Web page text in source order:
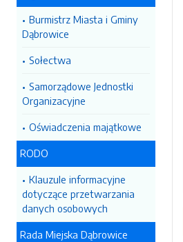
Burmistrz Miasta i Gminy
Dąbrowice
Sołectwa
Samorządowe Jednostki
Organizacyjne
Oświadczenia majątkowe
RODO
Klauzule informacyjne
dotyczące przetwarzania
danych osobowych
Rada Miejska Dąbrowice